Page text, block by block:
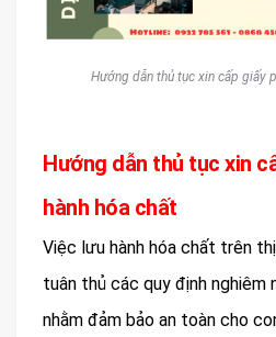
Hướng dẫn thủ tục xin cấp giấy
Hướng dẫn thủ tục xin
hành hóa chất
Việc lưu hành hóa chất trên
tuân thủ các quy định nghiêm
nhằm đảm bảo an toàn cho